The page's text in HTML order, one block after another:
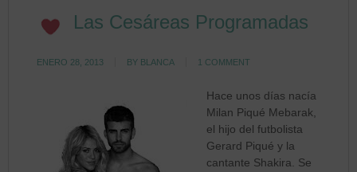
Las Cesáreas Programadas
ENERO 28, 2013 BY BLANCA 1 COMMENT
Hace unos días nacía
Milan Piqué Mebarak,
el hijo del futbolista
Gerard Piqué y la
cantante Shakira. Se